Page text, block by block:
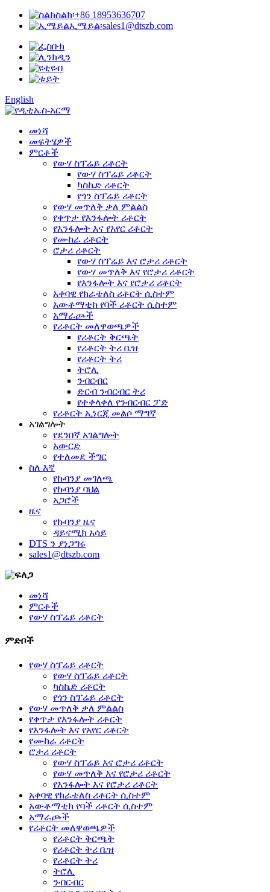
ስልክ፡+86 18953636707
ኢሜይል፡sales1@dtszb.com
English
መነሻ
መፍትሄዎች
ምርቶች
የውሃ ስፕሬይ ሪቶርት
የውሃ ስፕሬይ ሪቶርት
ካስኬድ ሪቶርት
የጎን ስፕሬይ ሪቶርት
የውሃ መጥለቅ ቃለ ምልልስ
የቀጥታ የእንፋሎት ሪቶርት
የእንፋሎት እና የአየር ሪቶርት
የሙከራ ሪቶርት
ሮታሪ ሪቶርት
የውሃ ስፕሬይ እና ሮታሪ ሪቶርት
የውሃ መጥለቅ እና የሮታሪ ሪቶርት
የእንፋሎት እና የሮታሪ ሪቶርት
አቀባዊ የክራቴለስ ሪቶርት ሲስተም
አውቶማቲክ የባች ሪቶርት ሲስተም
አማራጮች
የሪቶርት መለዋወጫዎች
የሪቶርት ቅርጫት
የሪቶርት ትሪ ቤዝ
የሪቶርት ትሪ
ትሮሊ
ንብርብር
ድርብ ንብርብር ትሪ
የተቀላቀለ የንብርብር ፓድ
የሪቶርት ኢነርጂ መልሶ ማግኛ
አገልግሎት
የደንበኛ አገልግሎት
አውርድ
የተለመደ ችግር
ስለ እኛ
የኩባንያ መገለጫ
የኩባንያ ባህል
አጋሮች
ዜና
የኩባንያ ዜና
ዳይናሚክ አሳይ
DTS ን ያነጋግሩ
sales1@dtszb.com
መነሻ
ምርቶች
የውሃ ስፕሬይ ሪቶርት
ምድቦች
የውሃ ስፕሬይ ሪቶርት
የውሃ ስፕሬይ ሪቶርት
ካስኬድ ሪቶርት
የጎን ስፕሬይ ሪቶርት
የውሃ መጥለቅ ቃለ ምልልስ
የቀጥታ የእንፋሎት ሪቶርት
የእንፋሎት እና የአየር ሪቶርት
የሙከራ ሪቶርት
ሮታሪ ሪቶርት
የውሃ ስፕሬይ እና ሮታሪ ሪቶርት
የውሃ መጥለቅ እና የሮታሪ ሪቶርት
የእንፋሎት እና የሮታሪ ሪቶርት
አቀባዊ የክራቴለስ ሪቶርት ሲስተም
አውቶማቲክ የባች ሪቶርት ሲስተም
አማራጮች
የሪቶርት መለዋወጫዎች
የሪቶርት ቅርጫት
የሪቶርት ትሪ ቤዝ
የሪቶርት ትሪ
ትሮሊ
ንብርብር